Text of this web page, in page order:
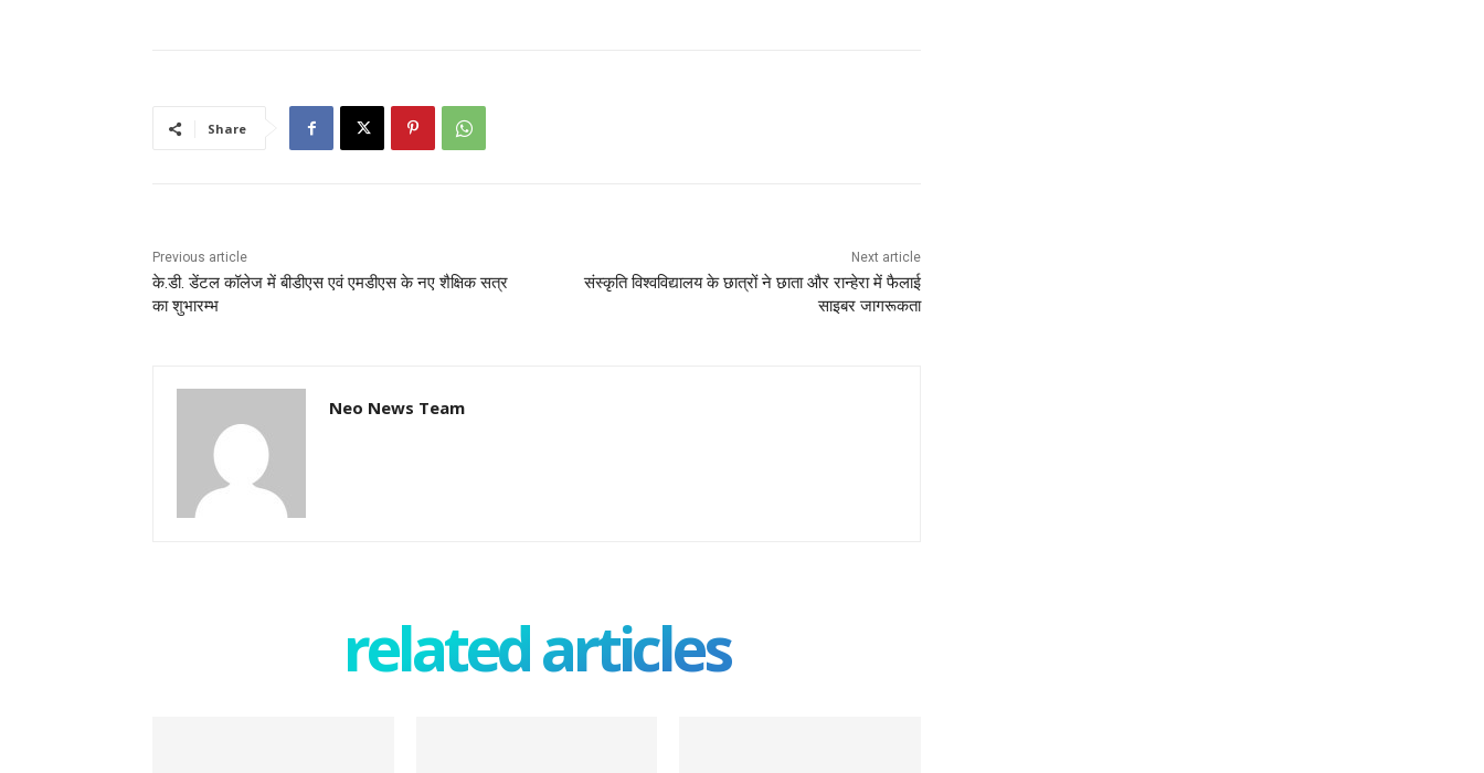
Share
Previous article
के.डी. डेंटल कॉलेज में बीडीएस एवं एमडीएस के नए शैक्षिक सत्र
का शुभारम्भ
Next article
संस्कृति विश्वविद्यालय के छात्रों ने छाता और रान्हेरा में फैलाई
साइबर जागरूकता
Neo News Team
related articles